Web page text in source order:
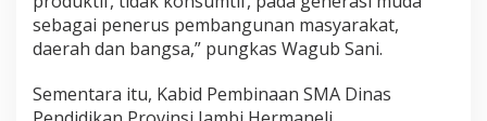
sebagai penerus pembangunan masyarakat,
daerah dan bangsa,” pungkas Wagub Sani.
Sementara itu, Kabid Pembinaan SMA Dinas